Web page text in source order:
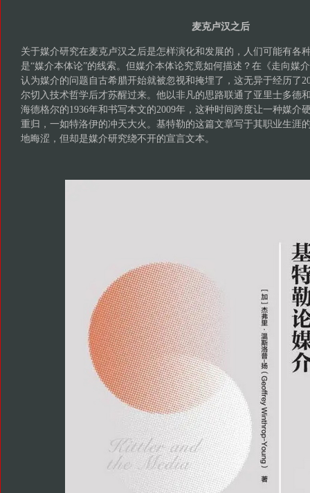
麦克卢汉之后
关于媒介研究在麦克卢汉之后是怎样演化和发展的，人们可能有各
是“媒介本体论”的线索。但媒介本体论究竟如何描述？在《走向媒
认为媒介的问题自古希腊开始就被忽视和掩埋了，这无异于经历了
尔切入技术哲学后才苏醒过来。他以非凡的思路联通了亚里士多德
海德格尔的1936年和书写本文的2009年，这种时间跨度让一种媒介
重归，一如特洛伊的冲天大火。基特勒的这篇文章写于其职业生涯
地晦涩，但却是媒介研究绕不开的宣言文本。